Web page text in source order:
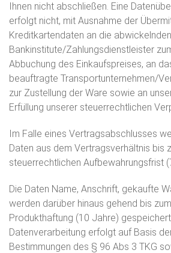
Ihnen nicht abschließen. Eine
erfolgt nicht, mit Ausnahme der
Kreditkartendaten an die abwickelnden
Bankinstitute/Zahlungsdienstleister
Abbuchung des Einkaufspreises, an
beauftragte Transportunternehmen/
zur Zustellung der Ware sowie an
Erfüllung unserer steuerrechtlichen
Im Falle eines Vertragsabschlusses
Daten aus dem Vertragsverhältnis bis
steuerrechtlichen Aufbewahrungsfrist
Die Daten Name, Anschrift, gekaufte
werden darüber hinaus gehend bis
Produkthaftung (10 Jahre)
Datenverarbeitung erfolgt auf Basis
Bestimmungen des § 96 Abs 3 TKG